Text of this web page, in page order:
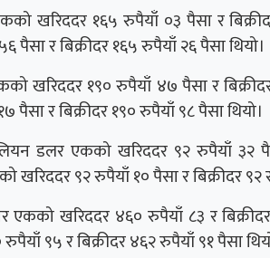
खरिददर १६५ रुपैयाँ ०३ पैसा र
पैसा र बिक्रीदर १६५ रुपैयाँ २६ पैसा थियो।
खरिददर १९० रुपैयाँ ४७ पैसा र
पैसा र बिक्रीदर १९० रुपैयाँ ९८ पैसा थियो।
डलर एकको खरिददर ९२ रुपैयाँ ३२
खरिददर ९२ रुपैयाँ १० पैसा र बिक्रीदर ९२
एकको खरिददर ४६० रुपैयाँ ८३ र
९५ र बिक्रीदर ४६२ रुपैयाँ ९१ पैसा